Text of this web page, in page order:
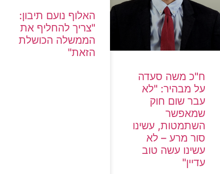
ח"כ משה סעדה
על מבהיר: "לא
עבר שום חוק
שמאפשר
השתמטות, עשינו
סור מרע – לא
עשינו עשה טוב
עדיין"
האלוף נועם תיבון:
"צריך להחליף את
הממשלה הכושלת
הזאת"